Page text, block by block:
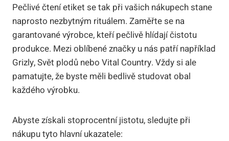
Pečlivé čtení etiket se tak při vašich nákupech stane
naprosto nezbytným rituálem. Zaměřte se na
garantované výrobce, kteří pečlivě hlídají čistotu
produkce. Mezi oblíbené značky u nás patří například
Grizly, Svět plodů nebo Vital Country. Vždy si ale
pamatujte, že byste měli bedlivě studovat obal
každého výrobku.
Abyste získali stoprocentní jistotu, sledujte při
nákupu tyto hlavní ukazatele: